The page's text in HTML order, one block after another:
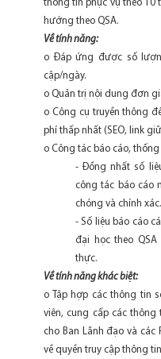
thông tin phục vụ theo 10
hướng theo QSA.
Về tính năng:
o Đáp ứng được số
cập/ngày.
o Quản trị nội dung đơn
o Công cụ truyền thông
phí thấp nhất (SEO, link
o Công tác báo cáo,
- Đồng nhất số
công tác báo cáo
chóng và chính xác.
- Số liệu báo cáo
đại học theo
thực.
Về tính năng khác biệt:
o Tập hợp các thông tin
viên, cung cấp các thông
cho Ban Lãnh đạo và các
về quyền truy cập thông